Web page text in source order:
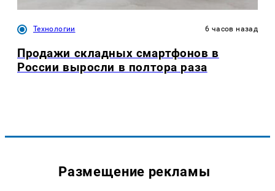
Технологии 6 часов назад
Продажи складных смартфонов в
России выросли в полтора раза
Размещение рекламы